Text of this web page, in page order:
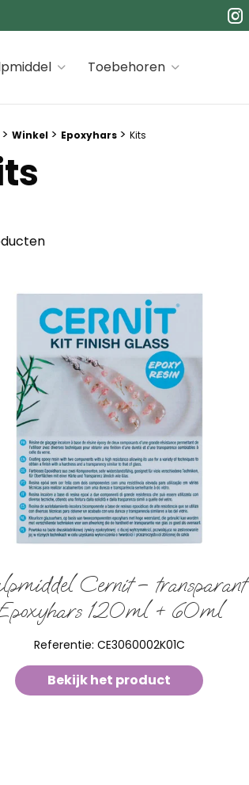
Toebehoren
trail:
> Winkel > Epoxyhars > Kits
Cernit – transparant
120ml + 60ml
Referentie: CE3060002K01C
Bekijk het product